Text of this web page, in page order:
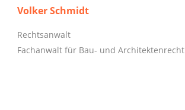
Volker Schmidt
Rechtsanwalt
Fachanwalt für Bau- und Architektenrecht